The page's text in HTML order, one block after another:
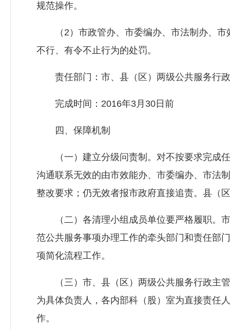
规范操作。
（2）市政管办、市委编办、市法制办、市
不行、有令不止行为的处罚。
责任部门：市、县（区）两级公共服务行
完成时间：2016年3月30日前
四、保障机制
（一）建立分级问责制。对不按要求完成任
沟通联系无效的由市效能办、市委编办、市法
整改要求；仍无效者报市政府直接追责。县（
（二）各清理小组成员单位要严格履职。市
范公共服务事项办理工作的牵头部门和责任部
项简化流程工作。
（三）市、县（区）两级公共服务行政主管
为具体负责人，各内部科（股）室为直接责任
作。